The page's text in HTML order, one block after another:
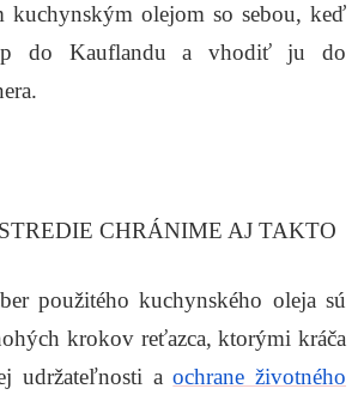
kuchynským olejom so sebou, keď
do Kauflandu a vhodiť ju do
CHRÁNIME AJ TAKTO
použitého kuchynského oleja sú
krokov reťazca, ktorými kráča
udržateľnosti aochrane životného